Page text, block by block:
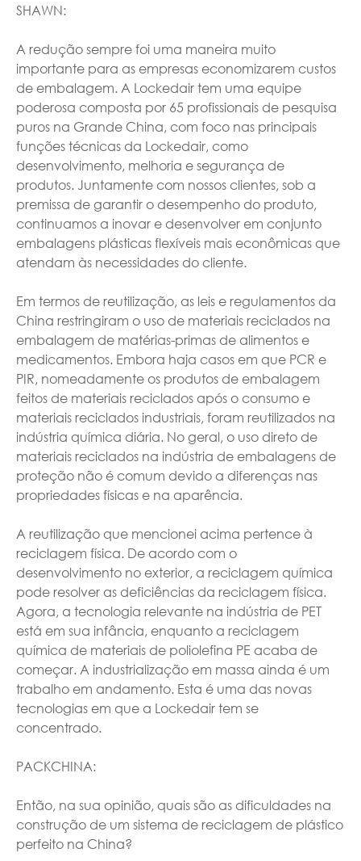
SHAWN:
A redução sempre foi uma maneira muito
importante para as empresas economizarem custos
de embalagem. A Lockedair tem uma equipe
poderosa composta por 65 profissionais de pesquisa
puros na Grande China, com foco nas principais
funções técnicas da Lockedair, como
desenvolvimento, melhoria e segurança de
produtos. Juntamente com nossos clientes, sob a
premissa de garantir o desempenho do produto,
continuamos a inovar e desenvolver em conjunto
embalagens plásticas flexíveis mais econômicas que
atendam às necessidades do cliente.
Em termos de reutilização, as leis e regulamentos da
China restringiram o uso de materiais reciclados na
embalagem de matérias-primas de alimentos e
medicamentos. Embora haja casos em que PCR e
PIR, nomeadamente os produtos de embalagem
feitos de materiais reciclados após o consumo e
materiais reciclados industriais, foram reutilizados na
indústria química diária. No geral, o uso direto de
materiais reciclados na indústria de embalagens de
proteção não é comum devido a diferenças nas
propriedades físicas e na aparência.
A reutilização que mencionei acima pertence à
reciclagem física. De acordo com o
desenvolvimento no exterior, a reciclagem química
pode resolver as deficiências da reciclagem física.
Agora, a tecnologia relevante na indústria de PET
está em sua infância, enquanto a reciclagem
química de materiais de poliolefina PE acaba de
começar. A industrialização em massa ainda é um
trabalho em andamento. Esta é uma das novas
tecnologias em que a Lockedair tem se
concentrado.
PACKCHINA:
Então, na sua opinião, quais são as dificuldades na
construção de um sistema de reciclagem de plástico
perfeito na China?